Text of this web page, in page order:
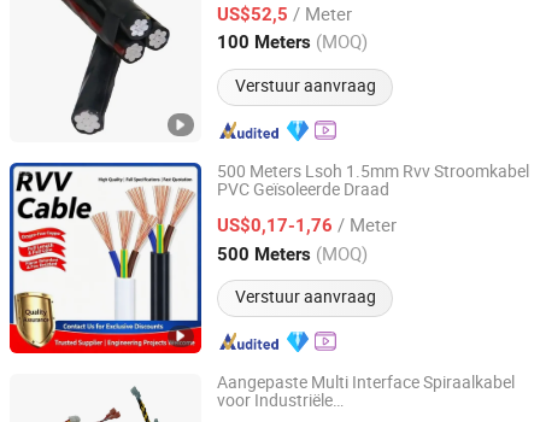
Bovenleiding Secundaire Transmissielijn
US$52,5 / Meter
100 Meters (MOQ)
Verstuur aanvraag
Henan, China Sinds 2026
500 Meters Lsoh 1.5mm Rvv Stroomkabel
PVC Geïsoleerde Draad
US$0,17-1,76 / Meter
500 Meters (MOQ)
Verstuur aanvraag
Inner Mongolia Zhengbiao Jinda Cable Co., Ltd.
InnerMongolia, China Sinds 2026
Aangepaste Multi Interface Spiraalkabel
voor Industriële
DONGGUAN YIXIAN ELECTRONIC TECHNOLOGY CO., LTD.